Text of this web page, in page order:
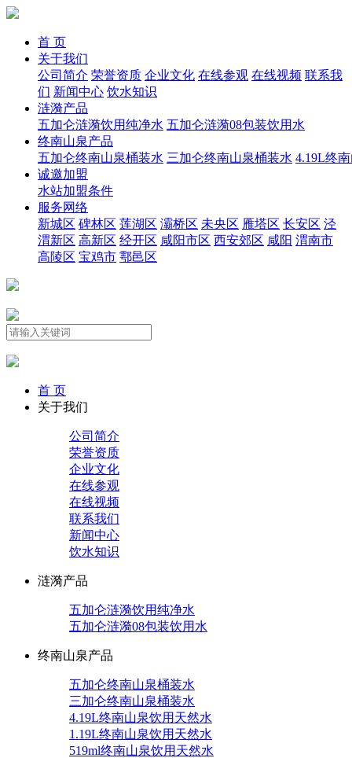
首 页
关于我们
公司简介 荣誉资质 企业文化 在线参观 在线视频 联系我
们 新闻中心 饮水知识
涟漪产品
五加仑涟漪饮用纯净水 五加仑涟漪08包装饮用水
终南山泉产品
五加仑终南山泉桶装水 三加仑终南山泉桶装水 4.19L终
诚邀加盟
水站加盟条件
服务网络
新城区 碑林区 莲湖区 灞桥区 未央区 雁塔区 长安区 泾
渭新区 高新区 经开区 咸阳市区 西安郊区 咸阳 渭南市
高陵区 宝鸡市 鄠邑区
首 页
关于我们
公司简介
荣誉资质
企业文化
在线参观
在线视频
联系我们
新闻中心
饮水知识
涟漪产品
五加仑涟漪饮用纯净水
五加仑涟漪08包装饮用水
终南山泉产品
五加仑终南山泉桶装水
三加仑终南山泉桶装水
4.19L终南山泉饮用天然水
1.19L终南山泉饮用天然水
519ml终南山泉饮用天然水